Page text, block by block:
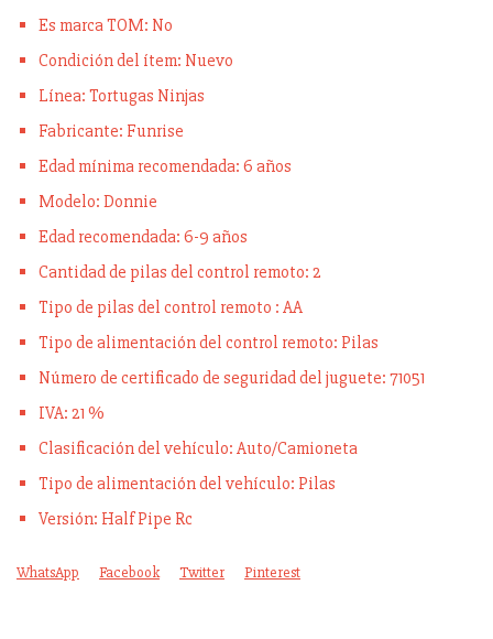
Es marca TOM: No
Condición del ítem: Nuevo
Línea: Tortugas Ninjas
Fabricante: Funrise
Edad mínima recomendada: 6 años
Modelo: Donnie
Edad recomendada: 6-9 años
Cantidad de pilas del control remoto: 2
Tipo de pilas del control remoto : AA
Tipo de alimentación del control remoto: Pilas
Número de certificado de seguridad del juguete: 71051
IVA: 21 %
Clasificación del vehículo: Auto/Camioneta
Tipo de alimentación del vehículo: Pilas
Versión: Half Pipe Rc
WhatsApp Facebook Twitter Pinterest